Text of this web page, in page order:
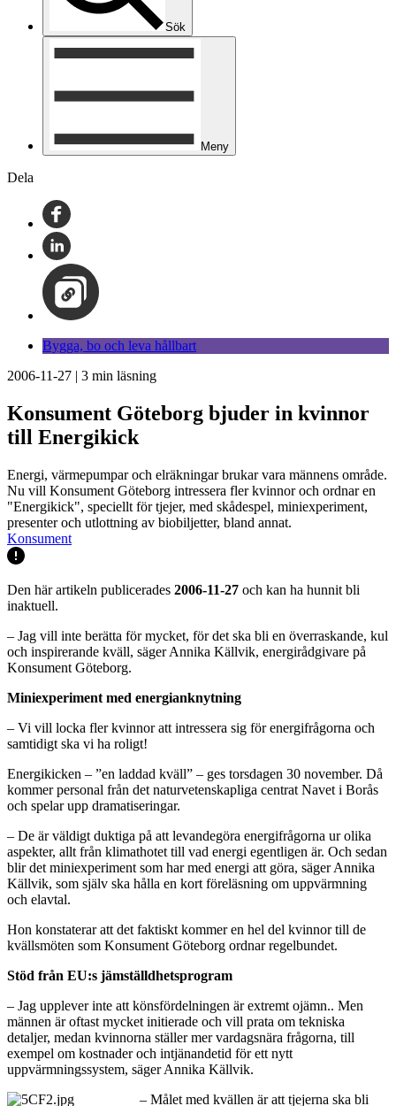
Sök
Meny
Dela
Bygga, bo och leva hållbart
2006-11-27 | 3 min läsning
Konsument Göteborg bjuder in kvinnor
till Energikick
Energi, värmepumpar och elräkningar brukar vara männens område.
Nu vill Konsument Göteborg intressera fler kvinnor och ordnar en
"Energikick", speciellt för tjejer, med skådespel, miniexperiment,
presenter och utlottning av biobiljetter, bland annat.
Konsument
Den här artikeln publicerades 2006-11-27 och kan ha hunnit bli
inaktuell.
– Jag vill inte berätta för mycket, för det ska bli en överraskande, kul
och inspirerande kväll, säger Annika Källvik, energirådgivare på
Konsument Göteborg.
Miniexperiment med energianknytning
– Vi vill locka fler kvinnor att intressera sig för energifrågorna och
samtidigt ska vi ha roligt!
Energikicken – ”en laddad kväll” – ges torsdagen 30 november. Då
kommer personal från det naturvetenskapliga centrat Navet i Borås
och spelar upp dramatiseringar.
– De är väldigt duktiga på att levandegöra energifrågorna ur olika
aspekter, allt från klimathotet till vad energi egentligen är. Och sedan
blir det miniexperiment som har med energi att göra, säger Annika
Källvik, som själv ska hålla en kort föreläsning om uppvärmning
och elavtal.
Hon konstaterar att det faktiskt kommer en hel del kvinnor till de
kvällsmöten som Konsument Göteborg ordnar regelbundet.
Stöd från EU:s jämställdhetsprogram
– Jag upplever inte att könsfördelningen är extremt ojämn.. Men
männen är oftast mycket initierade och vill prata om tekniska
detaljer, medan kvinnorna ställer mer vardagsnära frågorna, till
exempel om kostnader och intjänandetid för ett nytt
uppvärmningssystem, säger Annika Källvik.
– Målet med kvällen är att tjejerna ska bli